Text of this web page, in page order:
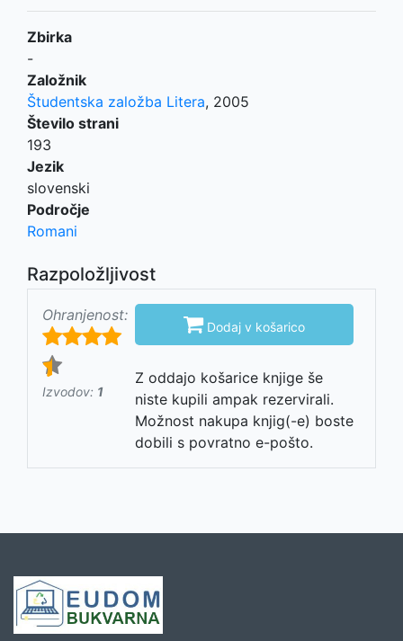
Zbirka
-
Založnik
Študentska založba Litera, 2005
Število strani
193
Jezik
slovenski
Področje
Romani
Razpoložljivost
Ohranjenost:
Izvodov: 1
 Dodaj v košarico
Z oddajo košarice knjige še
niste kupili ampak rezervirali.
Možnost nakupa knjig(-e) boste
dobili s povratno e-pošto.